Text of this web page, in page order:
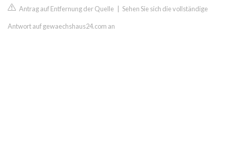
Antrag auf Entfernung der Quelle Sehen Sie sich die vollständige
Antwort auf gewaechshaus24.com an